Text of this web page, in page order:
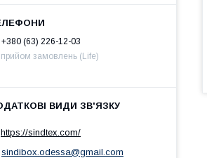
+380 (63) 226-12-03
прийом замовлень (Life)
https://sindtex.com/
sindibox.odessa@gmail.com